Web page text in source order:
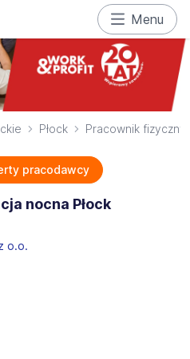
Menu
Płock Pracownik fizyczny
pracodawcy
nocna Płock
o.o.